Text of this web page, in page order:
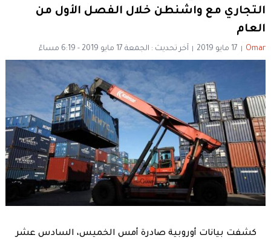
التجاري مع واشنطن خلال الفصل الأول من
العام
Omar 17 مايو 2019 آخر تحديث : الجمعة 17 مايو 2019 - 6:19 مساءً
كشفت بيانات أوروبية صادرة أمس الخميس، السادس عشر